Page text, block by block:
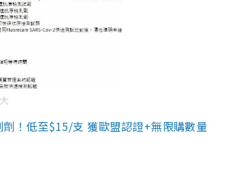
！低至$15/支 獲歐盟認證+無限購數量